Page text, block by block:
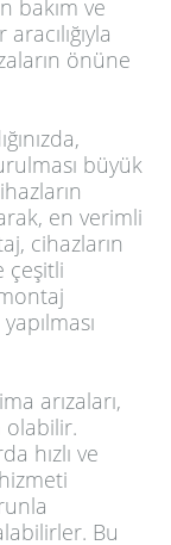
bakım ve
önüne
büyük
en verimli
cihazların
çeşitli
arızaları,
olabilir.
hızlı ve
Bu